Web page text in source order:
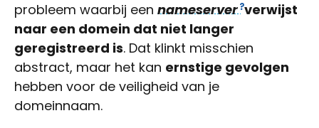
probleem waarbij een nameserververwijst
naar een domein dat niet langer
geregistreerd is. Dat klinkt misschien
abstract, maar het kan ernstige gevolgen
hebben voor de veiligheid van je
domeinnaam.